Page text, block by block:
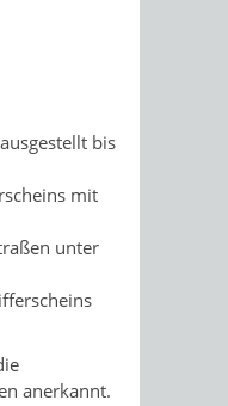
bis
mit
unter
anerkannt.